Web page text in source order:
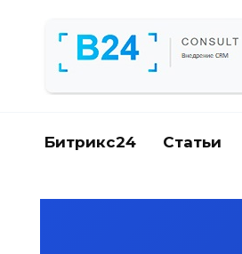
содержанию
Битрикс24 Статьи